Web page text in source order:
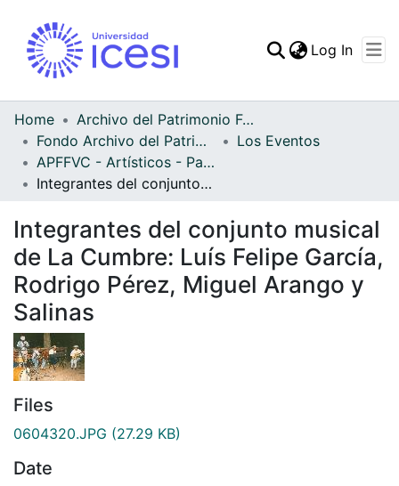
Statistics
Log In
Home
Archivo del Patrimonio Fotográfico y Fílmico del Valle del Cauca
Fondo Archivo del Patrimonio Fotográfico y Fílmico del Valle del Cauca
Los Eventos
APFFVC - Artísticos - Patrimonial
Integrantes del conjunto musical de La Cumbre: Luís Felipe García, Rodrigo Pérez, Miguel Arango y Salinas
Integrantes del conjunto musical
de La Cumbre: Luís Felipe García,
Rodrigo Pérez, Miguel Arango y
Salinas
Files
0604320.JPG (27.29 KB)
Date